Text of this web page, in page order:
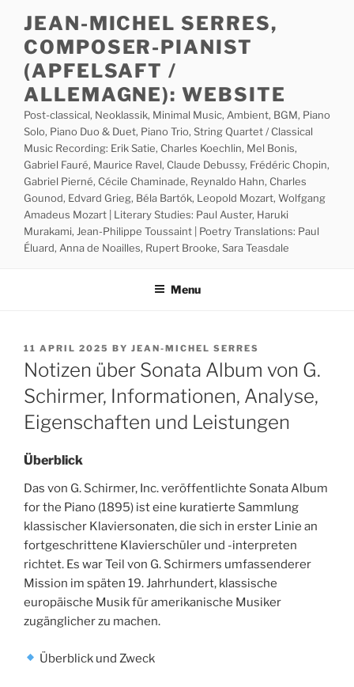
content
JEAN-MICHEL SERRES,
COMPOSER-PIANIST
(APFELSAFT /
ALLEMAGNE): WEBSITE
Post-classical, Neoklassik, Minimal Music, Ambient, BGM, Piano
Solo, Piano Duo & Duet, Piano Trio, String Quartet / Classical
Music Recording: Erik Satie, Charles Koechlin, Mel Bonis,
Gabriel Fauré, Maurice Ravel, Claude Debussy, Frédéric Chopin,
Gabriel Pierné, Cécile Chaminade, Reynaldo Hahn, Charles
Gounod, Edvard Grieg, Béla Bartók, Leopold Mozart, Wolfgang
Amadeus Mozart | Literary Studies: Paul Auster, Haruki
Murakami, Jean-Philippe Toussaint | Poetry Translations: Paul
Éluard, Anna de Noailles, Rupert Brooke, Sara Teasdale
Menu
POSTED
ON
11 APRIL 2025 BY JEAN-MICHEL SERRES
Notizen über Sonata Album von G.
Schirmer, Informationen, Analyse,
Eigenschaften und Leistungen
Überblick
Das von G. Schirmer, Inc. veröffentlichte Sonata Album
for the Piano (1895) ist eine kuratierte Sammlung
klassischer Klaviersonaten, die sich in erster Linie an
fortgeschrittene Klavierschüler und -interpreten
richtet. Es war Teil von G. Schirmers umfassenderer
Mission im späten 19. Jahrhundert, klassische
europäische Musik für amerikanische Musiker
zugänglicher zu machen.
Überblick und Zweck